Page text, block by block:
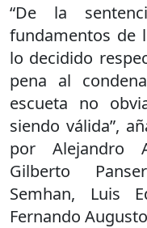
“De la
fundamentos de
lo decidido
pena al
escueta no
siendo válida”,
por Alejandro
Gilberto
Semhan, Luis
Fernando